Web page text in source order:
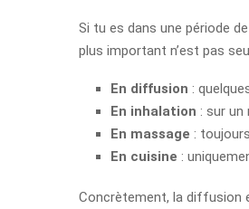
Si tu es dans une période
plus important n’est pas
En diffusion :
En inhalation : sur
En massage :
En cuisine :
Concrètement, la diffusion